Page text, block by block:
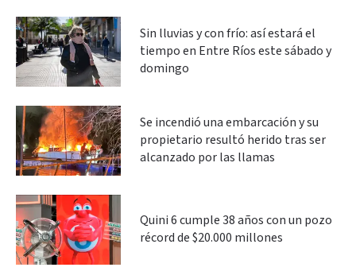
Sin lluvias y con frío: así estará el
tiempo en Entre Ríos este sábado y
domingo
Se incendió una embarcación y su
propietario resultó herido tras ser
alcanzado por las llamas
Quini 6 cumple 38 años con un pozo
récord de $20.000 millones